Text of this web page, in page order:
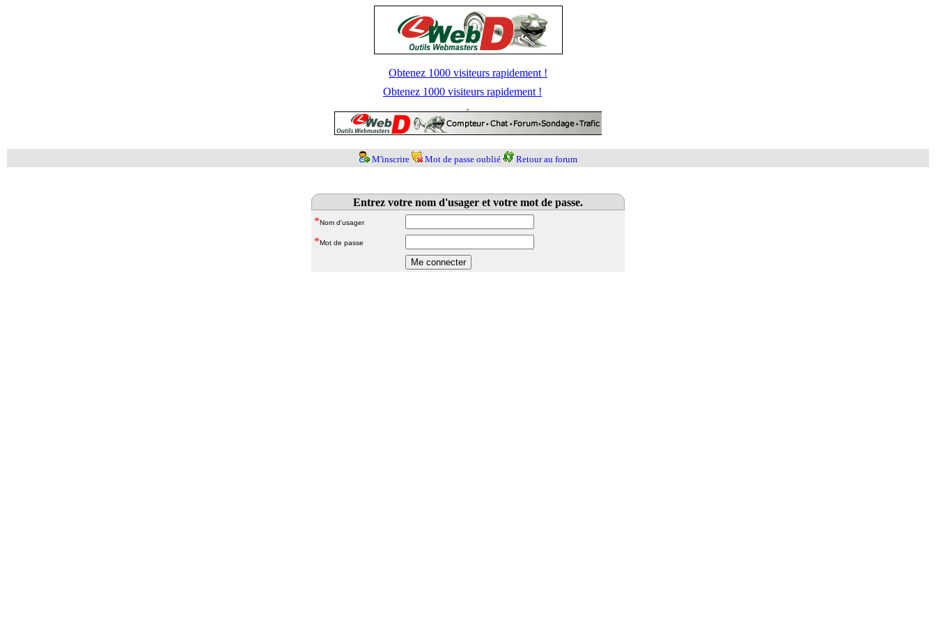
Obtenez 1000 visiteurs rapidement !
Obtenez 1000 visiteurs rapidement !
M'inscrire Mot de passe oublié Retour au forum
Entrez votre nom d'usager et votre mot de passe.
*Nom d'usager
*Mot de passe